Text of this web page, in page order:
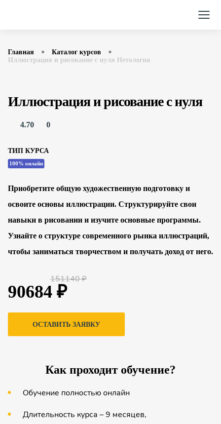
Главная
Каталог курсов
Иллюстрация и рисование с нуля Нетология
Иллюстрация и рисование с нуля
4.70 0
ТИП КУРСА
100% онлайн
Приобретите общую художественную подготовку и
освоите основы иллюстрации. Структурируйте свои
навыки в рисовании и изучите основные программы.
Узнайте о структуре современного рынка иллюстраций,
чтобы заниматься творчеством и получать доход от него.
151140 ₽
90684 ₽
ОСТАВИТЬ ЗАЯВКУ
Как проходит обучение?
Обучение полностью онлайн
Длительность курса – 9 месяцев,